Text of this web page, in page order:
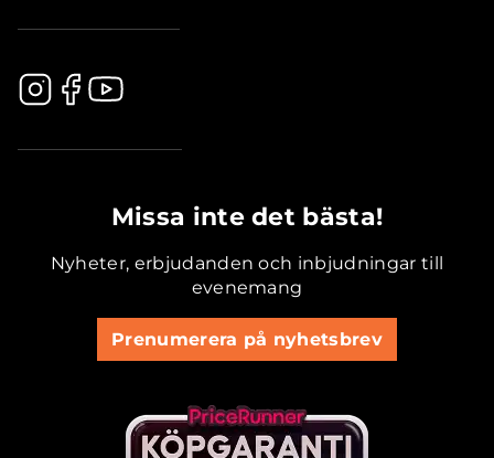
Missa inte det bästa!
Nyheter, erbjudanden och inbjudningar till
evenemang
Prenumerera på nyhetsbrev